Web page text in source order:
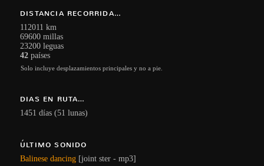
DISTANCIA RECORRIDA…
112011 km
69600 millas
23200 leguas
42 países
Solo incluye desplazamientos principales y no a pie.
DIAS EN RUTA…
1451 días (51 lunas)
ÚLTIMO SONIDO
Balinese dancing [joint ster - mp3]